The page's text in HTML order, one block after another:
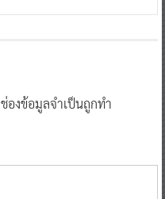
ช่องข้อมูลจำเป็นถูกทำ